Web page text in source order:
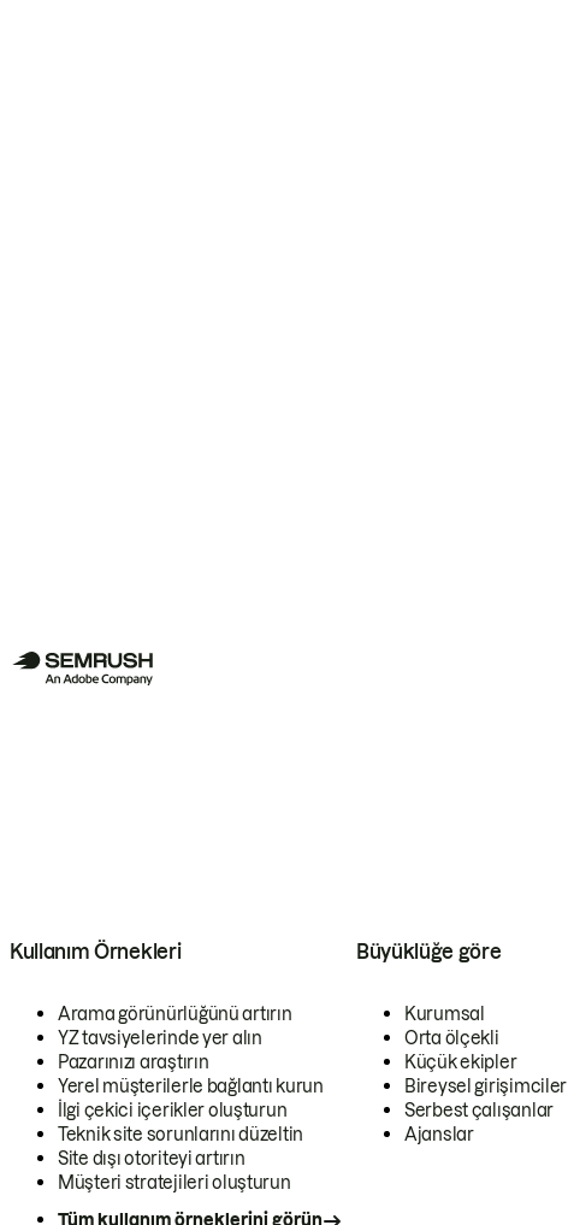
Kullanım Örnekleri
Arama görünürlüğünü artırın
YZ tavsiyelerinde yer alın
Pazarınızı araştırın
Yerel müşterilerle bağlantı kurun
İlgi çekici içerikler oluşturun
Teknik site sorunlarını düzeltin
Site dışı otoriteyi artırın
Müşteri stratejileri oluşturun
Tüm kullanım örneklerini görün
Büyüklüğe göre
Kurumsal
Orta ölçekli
Küçük ekipler
Bireysel girişimciler
Serbest çalışanlar
Ajanslar